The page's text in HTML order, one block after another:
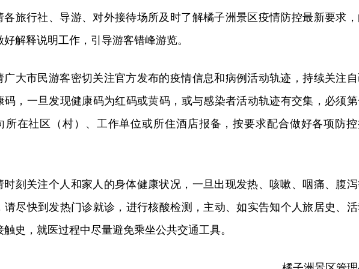
各旅行社、导游、对外接待场所及时了解橘子洲景区疫情防控最新要求，
好解释说明工作，引导游客错峰游览。
广大市民游客密切关注官方发布的疫情信息和病例活动轨迹，持续关注自
码，一旦发现健康码为红码或黄码，或与感染者活动轨迹有交集，必须
所在社区（村）、工作单位或所住酒店报备，按要求配合做好各项防
时刻关注个人和家人的身体健康状况，一旦出现发热、咳嗽、咽痛、腹
请尽快到发热门诊就诊，进行核酸检测，主动、如实告知个人旅居史、
触史，就医过程中尽量避免乘坐公共交通工具。